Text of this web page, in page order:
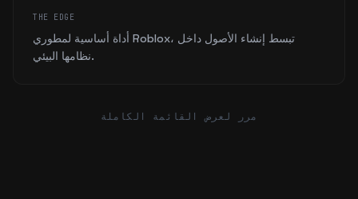
THE EDGE
أداة أساسية لمطوري Roblox، تبسط إنشاء الأصول داخل
نظامها البيئي.
مرر لعرض القائمة الكاملة